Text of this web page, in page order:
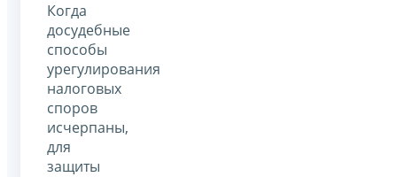
Когда
досудебные
способы
урегулирования
налоговых
споров
исчерпаны,
для
защиты